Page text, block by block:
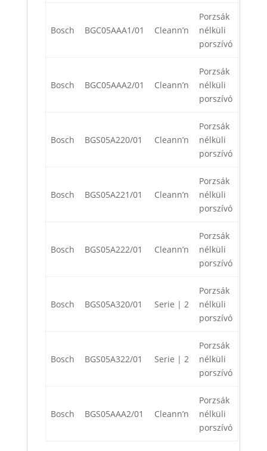
Bosch BGC05AAA1/01 Cleann’n
Porzsák
nélküli
porszívó
Bosch BGC05AAA2/01 Cleann’n
Porzsák
nélküli
porszívó
Bosch BGS05A220/01 Cleann’n
Porzsák
nélküli
porszívó
Bosch BGS05A221/01 Cleann’n
Porzsák
nélküli
porszívó
Bosch BGS05A222/01 Cleann’n
Porzsák
nélküli
porszívó
Bosch BGS05A320/01 Serie | 2
Porzsák
nélküli
porszívó
Bosch BGS05A322/01 Serie | 2
Porzsák
nélküli
porszívó
Bosch BGS05AAA2/01 Cleann’n
Porzsák
nélküli
porszívó